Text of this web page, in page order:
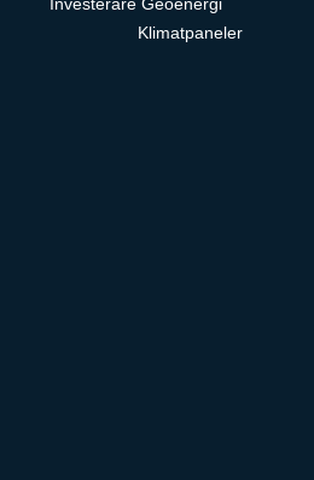
Investerare Geoenergi
Klimatpaneler